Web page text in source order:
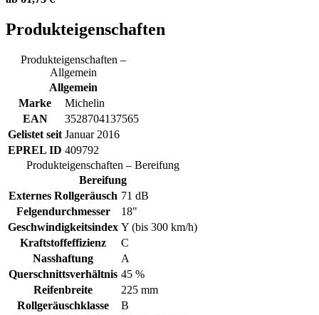
Produkteigenschaften
Produkteigenschaften –
Allgemein
Allgemein
Marke
Michelin
EAN
3528704137565
Gelistet seit Januar 2016
EPREL ID 409792
Produkteigenschaften – Bereifung
Bereifung
Externes Rollgeräusch 71 dB
Felgendurchmesser
18"
Geschwindigkeitsindex Y (bis 300 km/h)
Kraftstoffeffizienz
C
Nasshaftung
A
Querschnittsverhältnis 45 %
Reifenbreite
225 mm
Rollgeräuschklasse
B